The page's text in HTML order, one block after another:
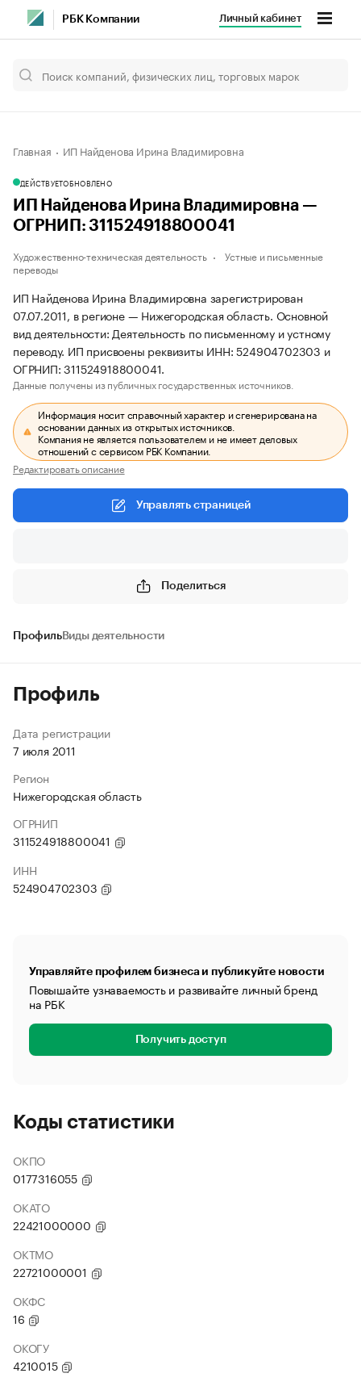
РБК Компании Личный кабинет
Главная ИП Найденова Ирина Владимировна
ДЕЙСТВУЕТОБНОВЛЕНО
ИП Найденова Ирина Владимировна —
ОГРНИП: 311524918800041
Художественно-техническая деятельность
Устные и письменные
переводы
ИП Найденова Ирина Владимировна зарегистрирован
07.07.2011, в регионе — Нижегородская область. Основной
вид деятельности: Деятельность по письменному и устному
переводу. ИП присвоены реквизиты ИНН: 524904702303 и
ОГРНИП: 311524918800041.
Данные получены из публичных государственных источников.
Информация носит справочный характер и сгенерирована на
основании данных из открытых источников.
Компания не является пользователем и не имеет деловых
отношений с сервисом РБК Компании.
Редактировать описание
Управлять страницей
Поделиться
ПрофильВиды деятельности
Профиль
Дата регистрации
7 июля 2011
Регион
Нижегородская область
ОГРНИП
311524918800041
ИНН
524904702303
Управляйте профилем бизнеса и публикуйте новости
Повышайте узнаваемость и развивайте личный бренд
на РБК
Получить доступ
Коды статистики
ОКПО
0177316055
ОКАТО
22421000000
ОКТМО
22721000001
ОКФС
16
ОКОГУ
4210015